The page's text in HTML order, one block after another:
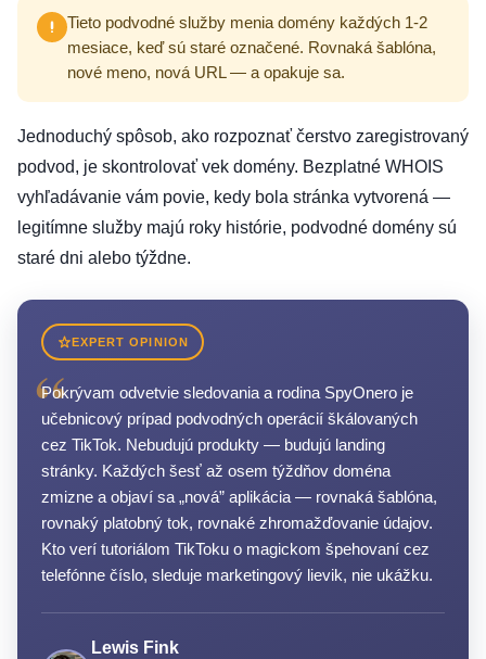
Tieto podvodné služby menia domény každých 1-2
mesiace, keď sú staré označené. Rovnaká šablóna,
nové meno, nová URL — a opakuje sa.
Jednoduchý spôsob, ako rozpoznať čerstvo zaregistrovaný
podvod, je skontrolovať vek domény. Bezplatné WHOIS
vyhľadávanie vám povie, kedy bola stránka vytvorená —
legitímne služby majú roky histórie, podvodné domény sú
staré dni alebo týždne.
EXPERT OPINION
“
Pokrývam odvetvie sledovania a rodina SpyOnero je
učebnicový prípad podvodných operácií škálovaných
cez TikTok. Nebudujú produkty — budujú landing
stránky. Každých šesť až osem týždňov doména
zmizne a objaví sa „nová” aplikácia — rovnaká šablóna,
rovnaký platobný tok, rovnaké zhromažďovanie údajov.
Kto verí tutoriálom TikToku o magickom špehovaní cez
telefónne číslo, sleduje marketingový lievik, nie ukážku.
Lewis Fink